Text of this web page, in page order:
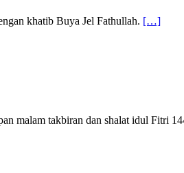
khatib Buya Jel Fathullah. […]
malam takbiran dan shalat idul Fitri